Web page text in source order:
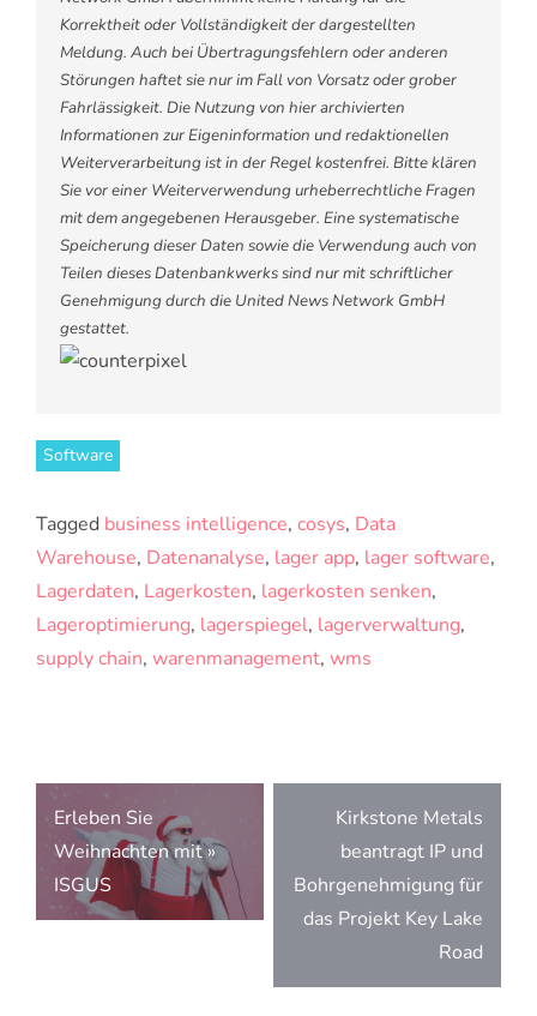
Korrektheit oder Vollständigkeit der dargestellten
Meldung. Auch bei Übertragungsfehlern oder anderen
Störungen haftet sie nur im Fall von Vorsatz oder grober
Fahrlässigkeit. Die Nutzung von hier archivierten
Informationen zur Eigeninformation und redaktionellen
Weiterverarbeitung ist in der Regel kostenfrei. Bitte klären
Sie vor einer Weiterverwendung urheberrechtliche Fragen
mit dem angegebenen Herausgeber. Eine systematische
Speicherung dieser Daten sowie die Verwendung auch von
Teilen dieses Datenbankwerks sind nur mit schriftlicher
Genehmigung durch die United News Network GmbH
gestattet.
Software
Tagged business intelligence, cosys, Data
Warehouse, Datenanalyse, lager app, lager software,
Lagerdaten, Lagerkosten, lagerkosten senken,
Lageroptimierung, lagerspiegel, lagerverwaltung,
supply chain, warenmanagement, wms
Beitragsnavigation
Erleben Sie
Weihnachten mit »
ISGUS
Kirkstone Metals
beantragt IP und
Bohrgenehmigung für
das Projekt Key Lake
Road